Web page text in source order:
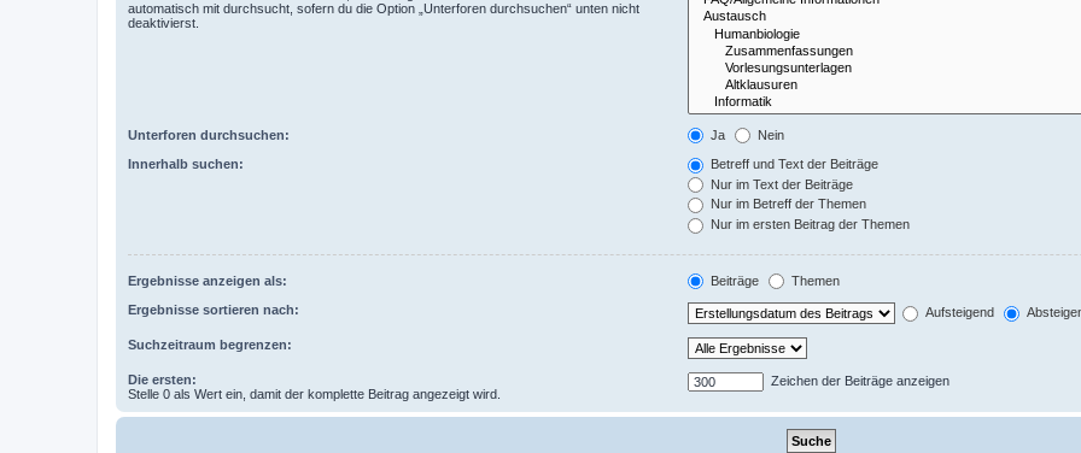
automatisch mit durchsucht, sofern du die Option „Unterforen durchsuchen“ unten nicht
deaktivierst.
Unterforen durchsuchen: Ja Nein
Innerhalb suchen:
Betreff und Text der Beiträge
Nur im Text der Beiträge
Nur im Betreff der Themen
Nur im ersten Beitrag der Themen
Ergebnisse anzeigen als: Beiträge Themen
Ergebnisse sortieren nach: Aufsteigend
Suchzeitraum begrenzen:
Die ersten:
Stelle 0 als Wert ein, damit der komplette Beitrag angezeigt wird.
Zeichen der Beiträge anzeigen